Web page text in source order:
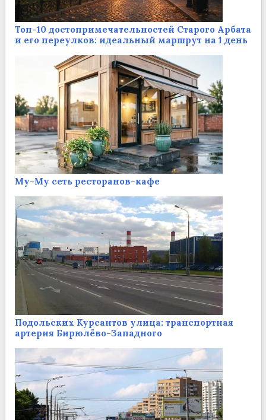
Топ-10 достопримечательностей Старого Арбата
и его переулков: идеальный маршрут на 1 день
Му-Му сеть ресторанов-кафе
Подольских Курсантов улица: транспортная
артерия Бирюлёво-Западного